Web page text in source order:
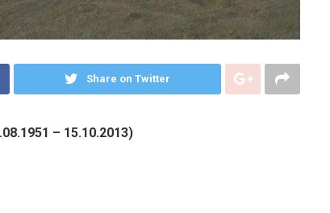
Share on Twitter
– 15.10.2013)